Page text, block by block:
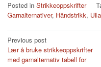
Posted in Strikkeoppskrifter
Garnalternativer, Håndstrikk,
Post
navigation
Previous post
Lær å bruke strikkeoppskrifter
med garnalternativ tabell for